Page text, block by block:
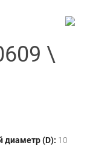
\
(D): 10